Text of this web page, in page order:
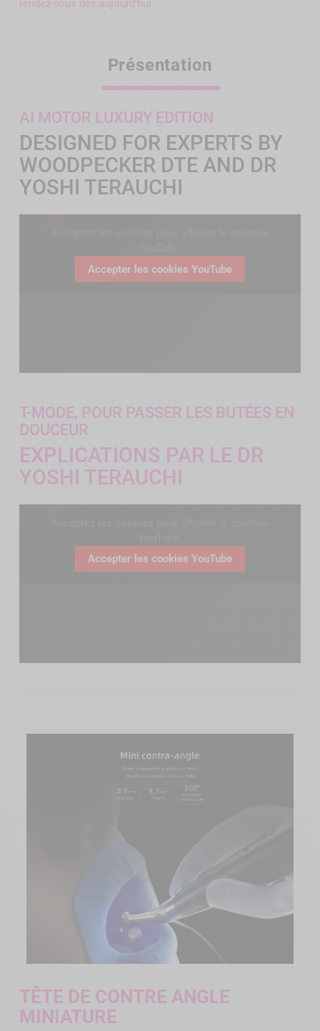
rendez-vous dès aujourd'hui
Présentation
AI MOTOR LUXURY EDITION
DESIGNED FOR EXPERTS BY
WOODPECKER DTE AND DR
YOSHI TERAUCHI
Accepter les cookies YouTube
T-MODE, POUR PASSER LES BUTÉES EN
DOUCEUR
EXPLICATIONS PAR LE DR
YOSHI TERAUCHI
Accepter les cookies YouTube
TÊTE DE CONTRE ANGLE
MINIATURE